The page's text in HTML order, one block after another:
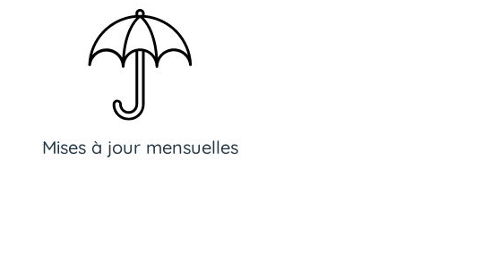
Mises à jour mensuelles